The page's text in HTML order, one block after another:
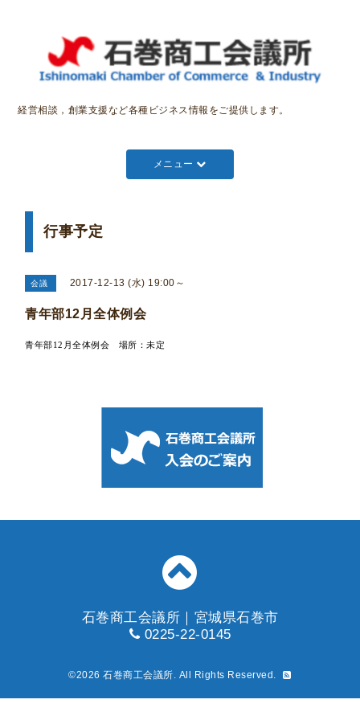
経営相談，創業支援など各種ビジネス情報をご提供します。
メニュー
行事予定
会議 2017-12-13 (水) 19:00～
青年部12月全体例会
青年部12月全体例会 場所：未定
石巻商工会議所｜宮城県石巻市
0225-22-0145
©2026石巻商工会議所. All Rights Reserved.